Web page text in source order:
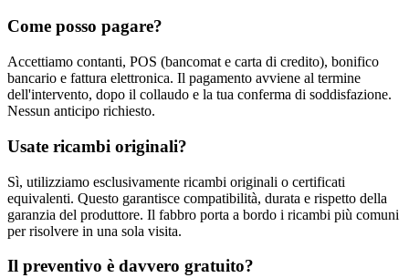
Come posso pagare?
Accettiamo contanti, POS (bancomat e carta di credito), bonifico
bancario e fattura elettronica. Il pagamento avviene al termine
dell'intervento, dopo il collaudo e la tua conferma di soddisfazione.
Nessun anticipo richiesto.
Usate ricambi originali?
Sì, utilizziamo esclusivamente ricambi originali o certificati
equivalenti. Questo garantisce compatibilità, durata e rispetto della
garanzia del produttore. Il fabbro porta a bordo i ricambi più comuni
per risolvere in una sola visita.
Il preventivo è davvero gratuito?